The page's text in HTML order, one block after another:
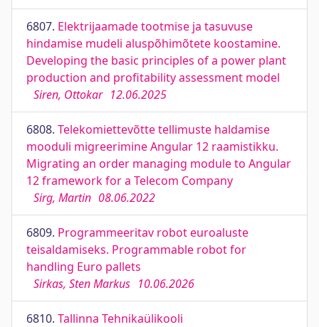
6807. Elektrijaamade tootmise ja tasuvuse
hindamise mudeli aluspõhimõtete koostamine.
Developing the basic principles of a power plant
production and profitability assessment model
Siren, Ottokar 12.06.2025
6808. Telekomiettevõtte tellimuste haldamise
mooduli migreerimine Angular 12 raamistikku.
Migrating an order managing module to Angular
12 framework for a Telecom Company
Sirg, Martin 08.06.2022
6809. Programmeeritav robot euroaluste
teisaldamiseks. Programmable robot for
handling Euro pallets
Sirkas, Sten Markus 10.06.2026
6810. Tallinna Tehnikaülikooli